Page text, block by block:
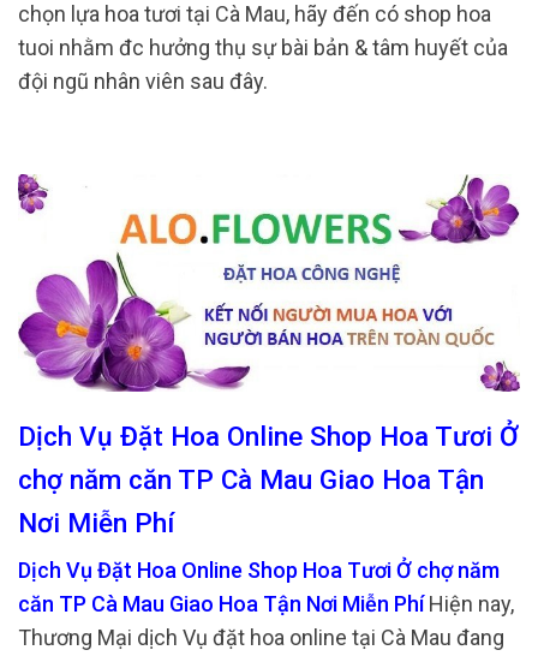
chọn lựa hoa tươi tại Cà Mau, hãy đến có shop hoa
tuoi nhằm đc hưởng thụ sự bài bản & tâm huyết của
đội ngũ nhân viên sau đây.
Dịch Vụ Đặt Hoa Online Shop Hoa Tươi Ở
chợ năm căn TP Cà Mau Giao Hoa Tận
Nơi Miễn Phí
Dịch Vụ Đặt Hoa Online Shop Hoa Tươi Ở chợ năm
căn TP Cà Mau Giao Hoa Tận Nơi Miễn PhíHiện nay,
Thương Mại dịch Vụ đặt hoa online tại Cà Mau đang